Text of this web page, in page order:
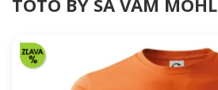
TOTO BY SA VÁM